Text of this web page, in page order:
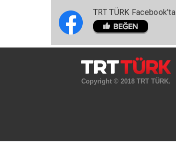
TRT TÜRK Facebook’ta
Copyright © 2018 TRT TÜRK.